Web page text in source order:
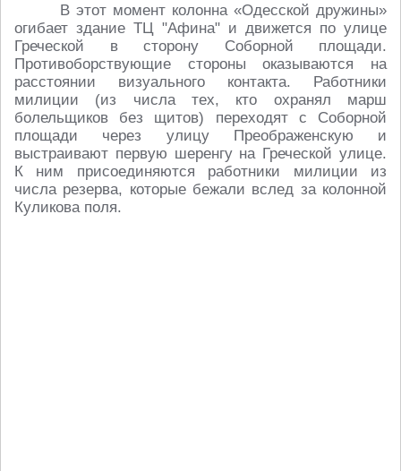
В этот момент колонна «Одесской дружины»
огибает здание ТЦ "Афина" и движется по улице
Греческой в сторону Соборной площади.
Противоборствующие стороны оказываются на
расстоянии визуального контакта. Работники
милиции (из числа тех, кто охранял марш
болельщиков без щитов) переходят с Соборной
площади через улицу Преображенскую и
выстраивают первую шеренгу на Греческой улице.
К ним присоединяются работники милиции из
числа резерва, которые бежали вслед за колонной
Куликова поля.